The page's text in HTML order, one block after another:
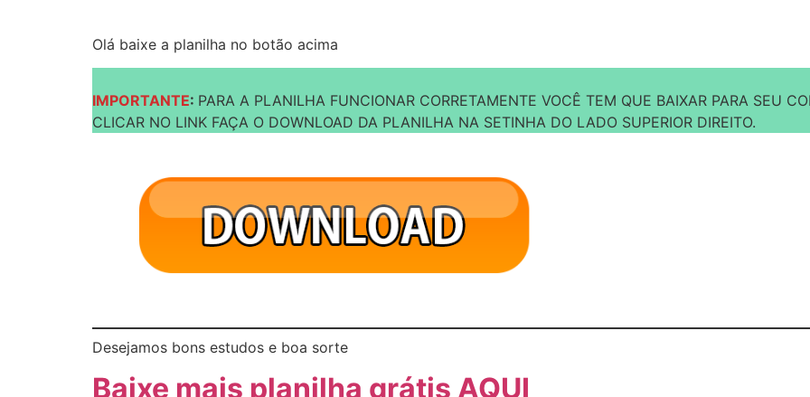
Olá baixe a planilha no botão acima
IMPORTANTE: PARA A PLANILHA FUNCIONAR CORRETAMENTE VOCÊ TEM QUE BAIXAR PARA SEU
CLICAR NO LINK FAÇA O DOWNLOAD DA PLANILHA NA SETINHA DO LADO SUPERIOR DIREITO.
Desejamos bons estudos e boa sorte
Baixe mais planilha grátis AQUI